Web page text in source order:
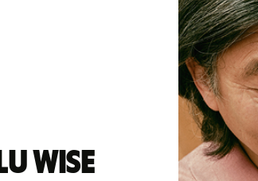
Wise